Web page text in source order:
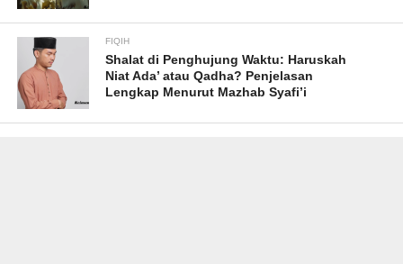
FIQIH
Shalat di Penghujung Waktu: Haruskah
Niat Ada’ atau Qadha? Penjelasan
Lengkap Menurut Mazhab Syafi’i